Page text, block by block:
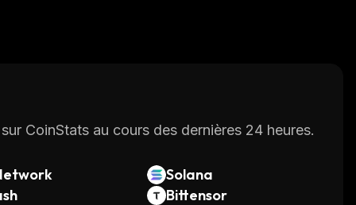
CoinStats au cours des dernières 24 heures.
Solana
Bittensor